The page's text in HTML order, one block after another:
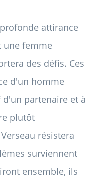
attirance
une femme
des défis. Ces
d'un homme
d'un partenaire et à
plutôt
résistera
surviennent
ensemble, ils